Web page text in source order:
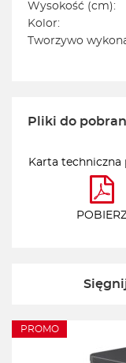
Wysokość (cm):
Kolor:
Tworzywo
Pliki do
Karta techniczna
PROMO